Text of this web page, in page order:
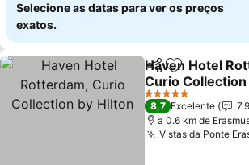
Selecione as datas para ver os preços
exatos.
PartilharAdicionar
Haven Hotel
Curio
5 Estrelas
8,7 Excelente
a 0.6 km de
Vistas da Ponte